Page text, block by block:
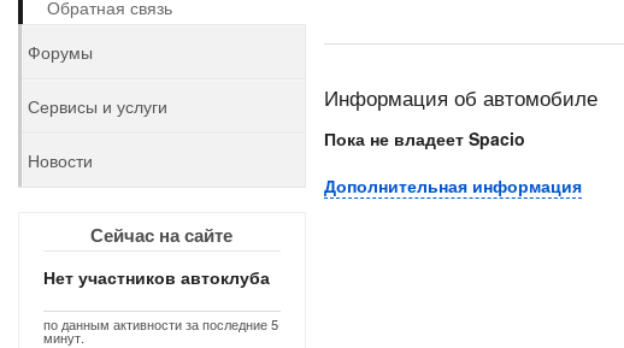
Информация об автомобиле
Пока не владеет Spacio
Дополнительная информация
Обратная связь
Форумы
Сервисы и услуги
Новости
Сейчас на сайте
Нет участников автоклуба
по данным активности за последние 5
минут.